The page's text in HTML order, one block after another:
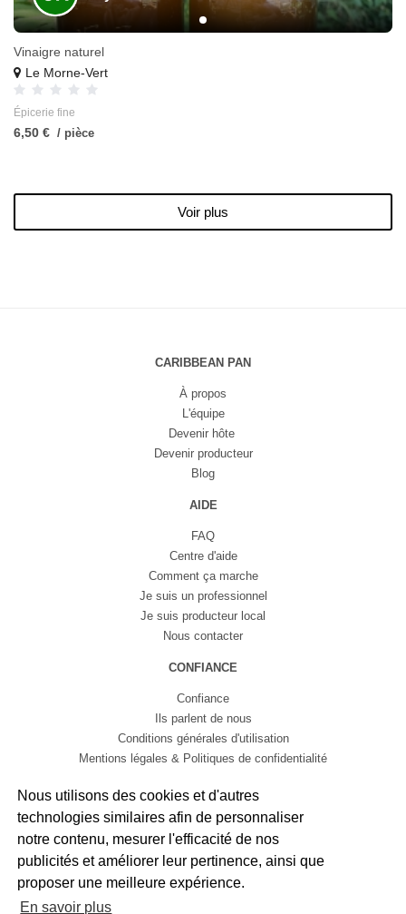
Nous utilisons des cookies et d'autres
technologies similaires afin de personnaliser
notre contenu, mesurer l'efficacité de nos
publicités et améliorer leur pertinence, ainsi que
proposer une meilleure expérience.
En savoir plus
Vinaigre naturel
Le Morne-Vert
Épicerie fine
6,50 € / pièce
Voir plus
CARIBBEAN PAN
À propos
L'équipe
Devenir hôte
Devenir producteur
Blog
AIDE
FAQ
Centre d'aide
Comment ça marche
Je suis un professionnel
Je suis producteur local
Nous contacter
CONFIANCE
Confiance
Ils parlent de nous
Conditions générales d'utilisation
Mentions légales & Politiques de confidentialité
Français English Español